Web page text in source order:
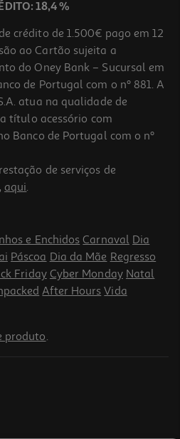
G
18,4 %
crédito de 1.500€ pago em 12
ao Cartão sujeita a
do Oney Bank – Sucursal em
de Portugal com o nº 881. A
atua na qualidade de
título acessório com
Banco de Portugal com o nº
de serviços de
aqui.
e Enchidos Carnaval Dia
Páscoa Dia da Mãe Regresso
Friday Cyber Monday Natal
After Hours Vida
produto.